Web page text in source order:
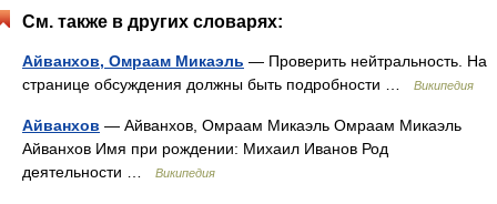
См. также в других словарях:
Айванхов, Омраам Микаэль — Проверить нейтральность. На
странице обсуждения должны быть подробности …
Википедия
Айванхов — Айванхов, Омраам Микаэль Омраам Микаэль
Айванхов Имя при рождении: Михаил Иванов Род
деятельности …
Википедия